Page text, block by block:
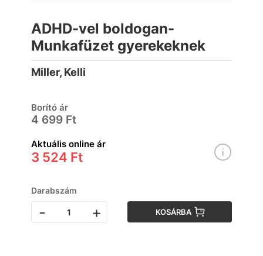
ADHD-vel boldogan-
Munkafüzet gyerekeknek
Miller, Kelli
Borító ár
4 699 Ft
Aktuális online ár
3 524 Ft
Darabszám
- + KOSÁRBA